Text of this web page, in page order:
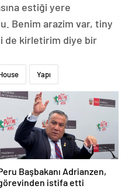
estiği yere
Benim arazim var, tiny
de kirletirim diye bir
Yapı
Başbakanı Adrianzen,
istifa etti